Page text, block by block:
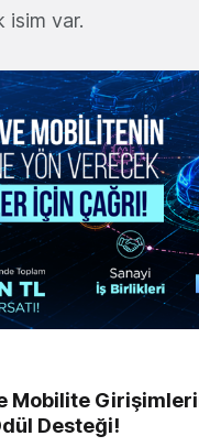
isim var.
Mobilite
Desteği!